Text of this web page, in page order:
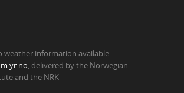
weather information available.
yr.no , delivered by the Norwegian
and the NRK